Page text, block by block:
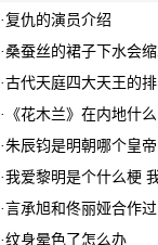
·复仇的演员介绍
·桑蚕丝的裙子下水会
·古代天庭四大天王的
· 《花木兰》在内地什
·朱辰钧是明朝哪个皇
·我爱黎明是个什么梗
·言承旭和佟丽娅合作
·纹身晕色了怎么办